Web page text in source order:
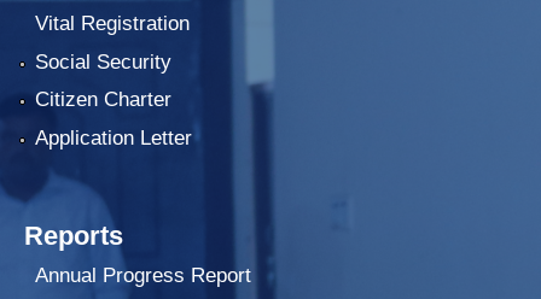
Vital Registration
Social Security
Citizen Charter
Application Letter
Reports
Annual Progress Report